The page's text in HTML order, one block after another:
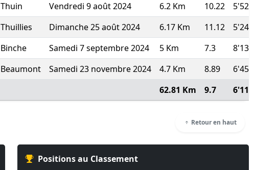
Thuin Vendredi 9 août 2024 6.2 Km 10.22 5'52''
Thuillies Dimanche 25 août 2024 6.17 Km 11.12 5'24''
Binche Samedi 7 septembre 2024 5 Km 7.3 8'13''
Beaumont Samedi 23 novembre 2024 4.7 Km 8.89 6'45''
62.81 Km 9.7 6'11''
Retour en haut
Positions au Classement